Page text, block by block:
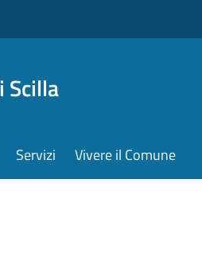
Scilla
Servizi Vivere il Comune